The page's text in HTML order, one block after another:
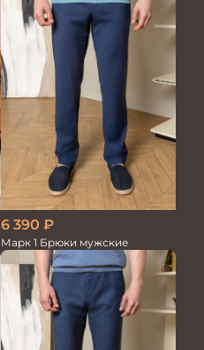
6 390 ₽
Марк 1 Брюки мужские